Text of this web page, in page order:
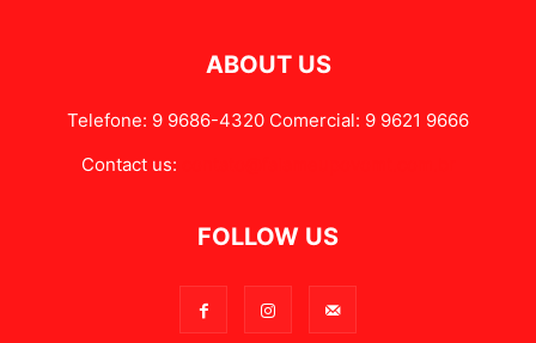
ABOUT US
Telefone: 9 9686-4320 Comercial: 9 9621 9666
Contact us:
FOLLOW US